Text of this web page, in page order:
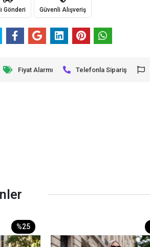
Gönderi Güvenli Alışveriş
Fiyat Alarmı Telefonla Sipariş
%25